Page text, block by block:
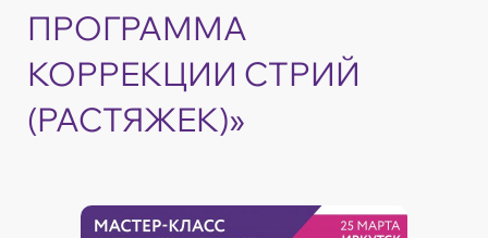
ПРОГРАММА
КОРРЕКЦИИ СТРИЙ
(РАСТЯЖЕК)»